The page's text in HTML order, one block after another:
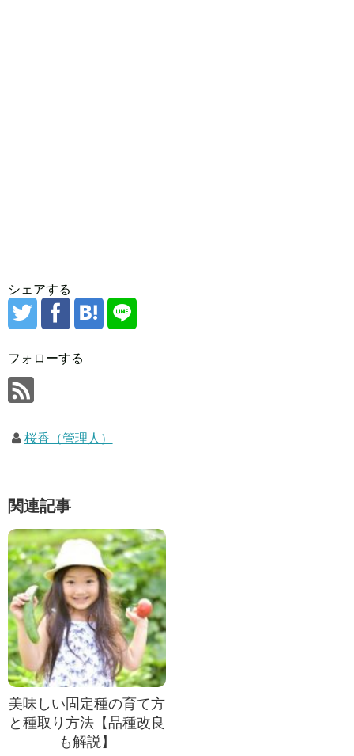
シェアする
フォローする
桜香（管理人）
関連記事
美味しい固定種の育て方
と種取り方法【品種改良
も解説】